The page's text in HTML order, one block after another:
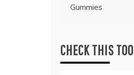
Gummies
CHECK THIS TOO